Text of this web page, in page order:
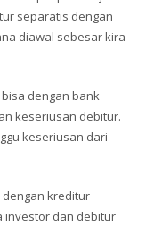
separatis dengan
diawal sebesar kira-
dengan bank
keseriusan debitur.
keseriusan dari
kreditur
investor dan debitur